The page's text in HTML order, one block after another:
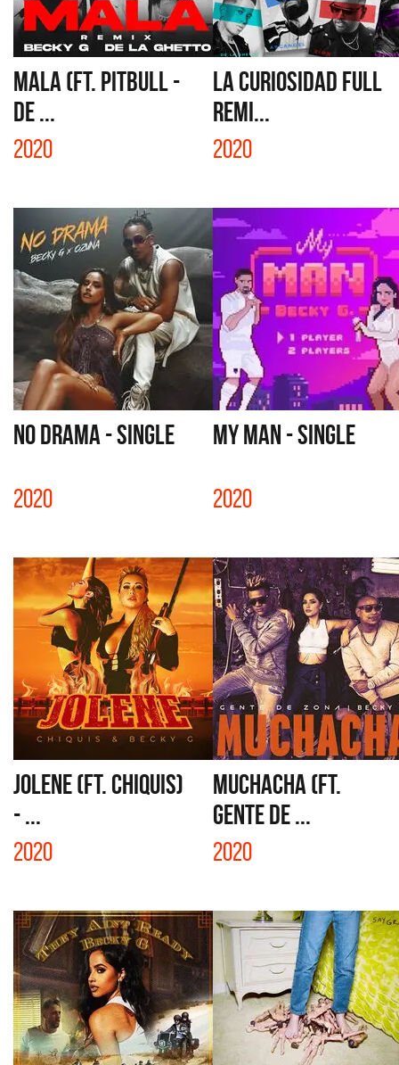
MALA (FT. PITBULL -
DE ...
2020
LA CURIOSIDAD FULL
REMI...
2020
NO DRAMA - SINGLE
2020
MY MAN - SINGLE
2020
JOLENE (FT. CHIQUIS)
- ...
2020
MUCHACHA (FT.
GENTE DE ...
2020